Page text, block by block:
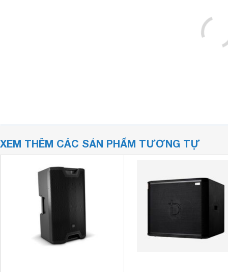
XEM THÊM CÁC SẢN PHẨM TƯƠNG TỰ